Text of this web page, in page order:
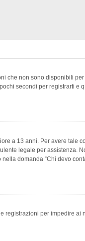
che non sono disponibili per
secondi per registrarti e
a 13 anni. Per avere tale
legale per assistenza.
domanda “Chi devo
registrazioni per impedire ai